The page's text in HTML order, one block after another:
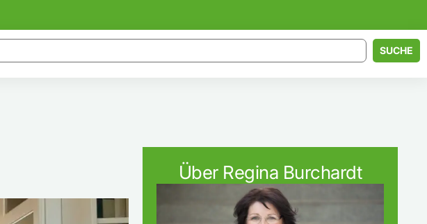
SUCHE
Über Regina Burchardt